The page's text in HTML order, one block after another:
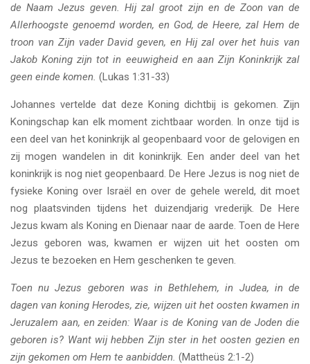
de Naam Jezus geven. Hij zal groot zijn en de Zoon van de
Allerhoogste genoemd worden, en God, de Heere, zal Hem de
troon van Zijn vader David geven, en Hij zal over het huis van
Jakob Koning zijn tot in eeuwigheid en aan Zijn Koninkrijk zal
geen einde komen. (Lukas 1:31-33)
Johannes vertelde dat deze Koning dichtbij is gekomen. Zijn
Koningschap kan elk moment zichtbaar worden. In onze tijd is
een deel van het koninkrijk al geopenbaard voor de gelovigen en
zij mogen wandelen in dit koninkrijk. Een ander deel van het
koninkrijk is nog niet geopenbaard. De Here Jezus is nog niet de
fysieke Koning over Israël en over de gehele wereld, dit moet
nog plaatsvinden tijdens het duizendjarig vrederijk. De Here
Jezus kwam als Koning en Dienaar naar de aarde. Toen de Here
Jezus geboren was, kwamen er wijzen uit het oosten om
Jezus te bezoeken en Hem geschenken te geven.
Toen nu Jezus geboren was in Bethlehem, in Judea, in de
dagen van koning Herodes, zie, wijzen uit het oosten kwamen in
Jeruzalem aan, en zeiden: Waar is de Koning van de Joden die
geboren is? Want wij hebben Zijn ster in het oosten gezien en
zijn gekomen om Hem te aanbidden. (Mattheüs 2:1-2)